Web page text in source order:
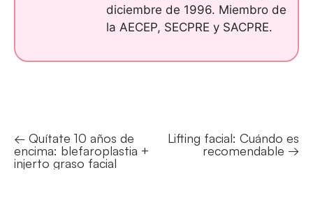
diciembre de 1996. Miembro de
la AECEP, SECPRE y SACPRE.
Posts
navigation
← Quítate 10 años de
encima: blefaroplastia +
injerto graso facial
Lifting facial: Cuándo es
recomendable →